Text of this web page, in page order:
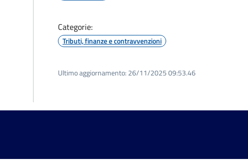
Categorie:
Tributi, finanze e contravvenzioni
Ultimo aggiornamento: 26/11/2025 09:53.46